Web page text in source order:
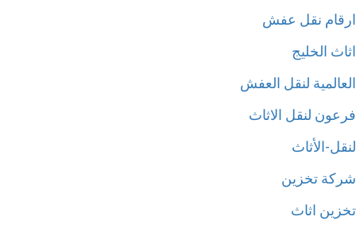
نقل عفش
الخليج
لنقل العفش
لنقل الاثاث
الأثاث
تخزين
اثاث